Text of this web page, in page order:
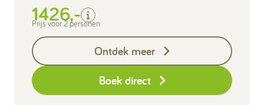
1426,-
Keukendoekenpakket
Eindschoonmaak
Prijs voor 2 personen
Ontdek meer
Boek direct